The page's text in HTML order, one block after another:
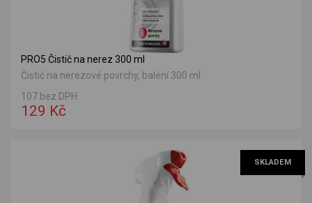
PRO5 Čistič na nerez 300 ml
Čistič na nerezové povrchy, balení 300 ml.
107 bez DPH
129 Kč
SKLADEM